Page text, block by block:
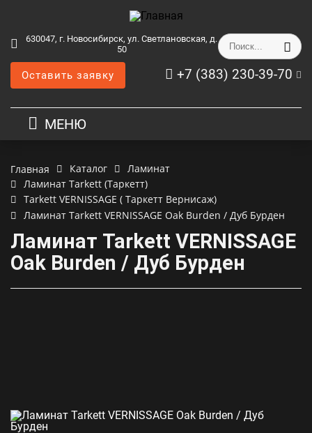
630047, г. Новосибирск, ул. Светлановская, д.
50
+7 (383) 230-39-70
Оставить заявку
МЕНЮ
Главная Каталог
Ламинат
Ламинат Tarkett (Таркетт)
Tarkett VERNISSAGE ( Таркетт Вернисаж)
Ламинат Tarkett VERNISSAGE Oak Burden / Дуб Бурден
Ламинат Tarkett VERNISSAGE
Oak Burden / Дуб Бурден